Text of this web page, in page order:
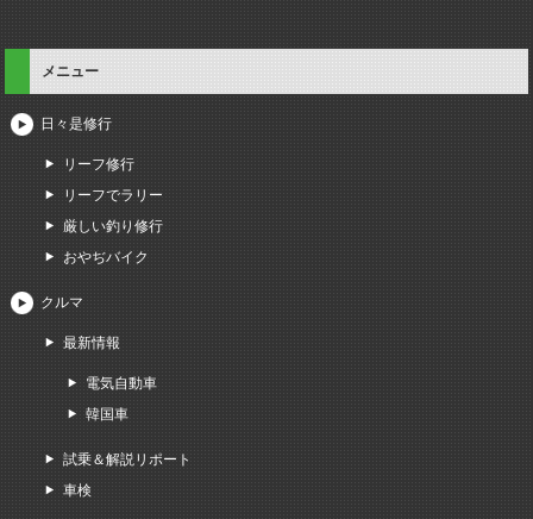
メニュー
日々是修行
リーフ修行
リーフでラリー
厳しい釣り修行
おやぢバイク
クルマ
最新情報
電気自動車
韓国車
試乗＆解説リポート
車検